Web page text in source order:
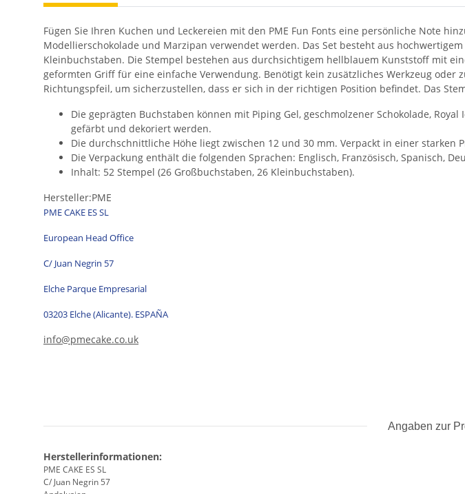
Fügen Sie Ihren Kuchen und Leckereien mit den PME Fun Fonts eine persönliche Note
Modellierschokolade und Marzipan verwendet werden. Das Set besteht aus
Kleinbuchstaben. Die Stempel bestehen aus durchsichtigem hellblauem Kunststoff mit
geformten Griff für eine einfache Verwendung. Benötigt kein zusätzliches Werkzeug
Richtungspfeil, um sicherzustellen, dass er sich in der richtigen Position befindet. Das
Die geprägten Buchstaben können mit Piping Gel, geschmolzener Schokolade,
gefärbt und dekoriert werden.
Die durchschnittliche Höhe liegt zwischen 12 und 30 mm. Verpackt in einer starken
Die Verpackung enthält die folgenden Sprachen: Englisch, Französisch, Spanisch,
Inhalt: 52 Stempel (26 Großbuchstaben, 26 Kleinbuchstaben).
Hersteller:PME
PME CAKE ES SL
European Head Office
C/ Juan Negrin 57
Elche Parque Empresarial
03203 Elche (Alicante). ESPAÑA
info@pmecake.co.uk
Angaben zur
Herstellerinformationen:
PME CAKE ES SL
C/ Juan Negrin 57